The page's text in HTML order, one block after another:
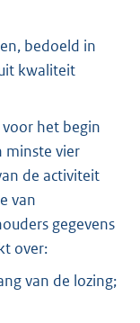
bedoeld in
kwaliteit
het begin
minste vier
de activiteit
van
gegevens
over:
van de lozing;